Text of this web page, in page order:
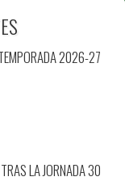
2026-27
LA JORNADA 30